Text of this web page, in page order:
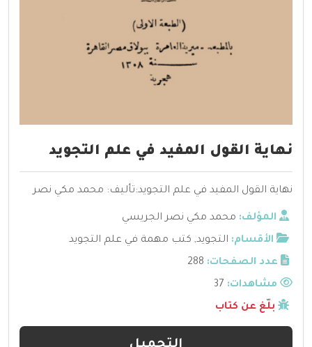
نهاية القول المفيد في علم التجويد
نهاية القول المفيد في علم التجويد:تأليف: محمد مكي نصر
المؤلف: محمد مكي نصر الجريسي
الأقسام: التجويد, كتب مهمة في علم التجويد
عدد الصفحات: 288
مشاهدات:
بلّغ عن كتاب